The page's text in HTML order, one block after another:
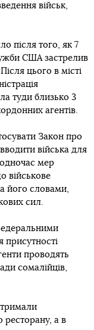
військ,
після того, як 7
США застрелив
цього в місті
туди близько 3
агентів.
Закон про
війська для
мер
військове
його словами,
сил.
присутності
проводять
сомалійців,
ресторану, а в